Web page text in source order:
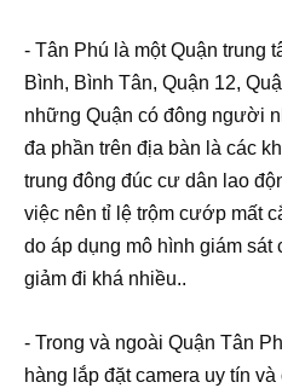
- Tân Phú là một Quận trung
Bình, Bình Tân, Quận 12,
những Quận có đông người
đa phần trên địa bàn là các
trung đông đúc cư dân lao
việc nên tỉ lệ trộm cướp mất
do áp dụng mô hình giám sát
giảm đi khá nhiều..
- Trong và ngoài Quận Tân
hàng lắp đặt camera uy tín